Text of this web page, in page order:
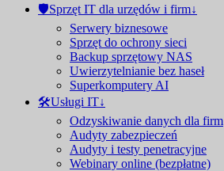
🛡Sprzęt IT dla urzędów i firm↓
Serwery biznesowe
Sprzęt do ochrony sieci
Backup sprzętowy NAS
Uwierzytelnianie bez haseł
Superkomputery AI
🛠️Usługi IT↓
Odzyskiwanie danych dla firm
Audyty zabezpieczeń
Audyty i testy penetracyjne
Webinary online (bezpłatne)